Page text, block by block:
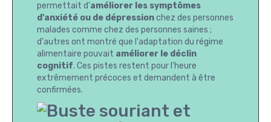
permettait d'améliorer les symptômes
d'anxiété ou de dépressionchez des personnes
malades comme chez des personnes saines ;
d'autres ont montré que l'adaptation du régime
alimentaire pouvait améliorer le déclin
cognitif. Ces pistes restent pour l'heure
extrêmement précoces et demandent à être
confirmées.